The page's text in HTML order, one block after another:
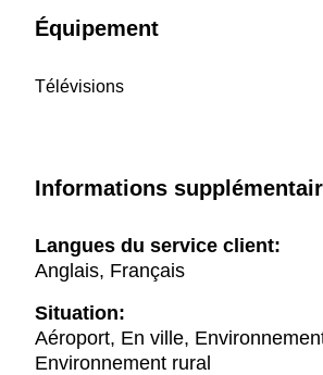
Équipement
Télévisions
Informations
Langues du service client:
Anglais, Français
Situation:
Aéroport, En ville,
Environnement rural